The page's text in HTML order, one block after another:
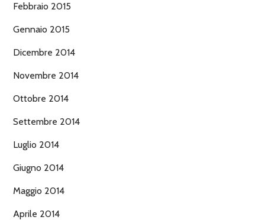
Febbraio 2015
Gennaio 2015
Dicembre 2014
Novembre 2014
Ottobre 2014
Settembre 2014
Luglio 2014
Giugno 2014
Maggio 2014
Aprile 2014